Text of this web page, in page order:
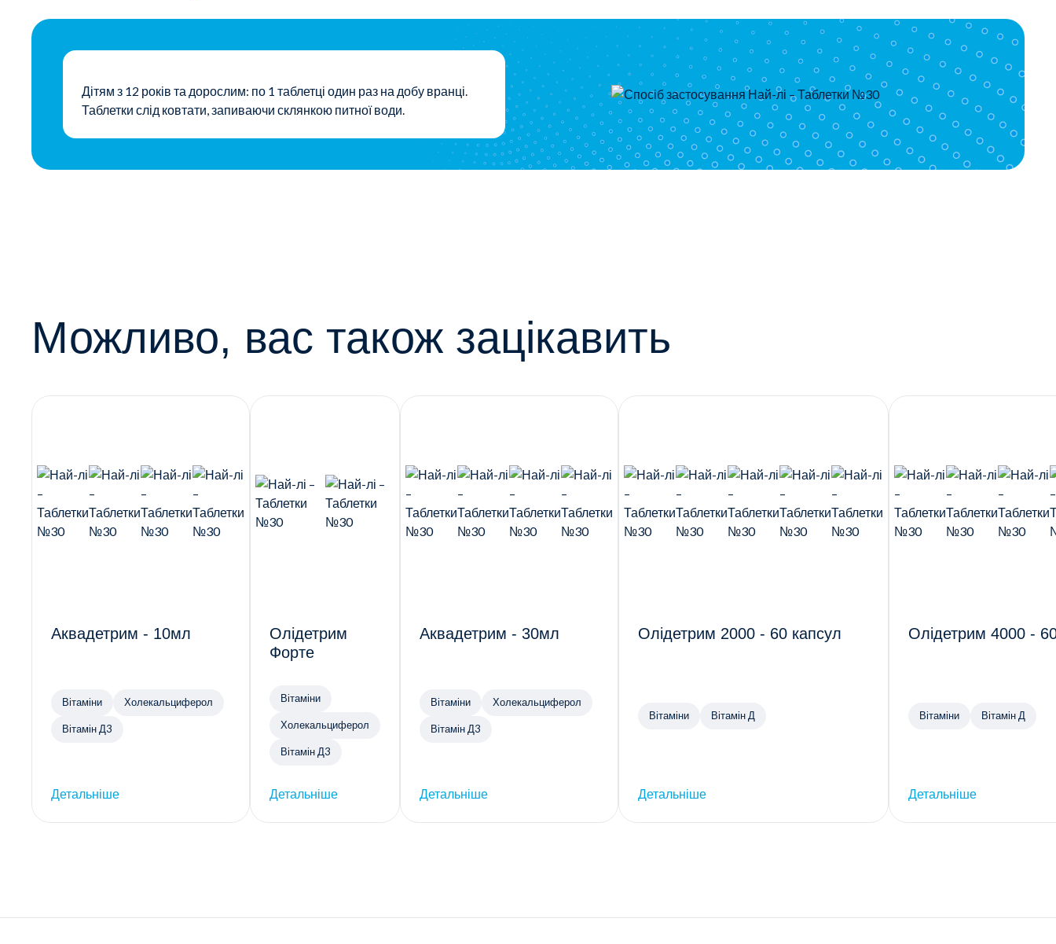
Дітям з 12 років та дорослим: по 1 таблетці один раз на добу вранці.
Таблетки слід ковтати, запиваючи склянкою питної води.
Можливо, вас також зацікавить
Аквадетрим - 10мл
Вітаміни Холекальциферол
Вітамін Д3
Детальніше
Олідетрим
Форте
Вітаміни
Холекальциферол
Вітамін Д3
Детальніше
Аквадетрим - 30мл
Вітаміни Холекальциферол
Вітамін Д3
Детальніше
Олідетрим 2000 - 60 капсул
Вітаміни Вітамін Д
Детальніше
Олідетрим 4000 -
Вітаміни Вітамін Д
Детальніше